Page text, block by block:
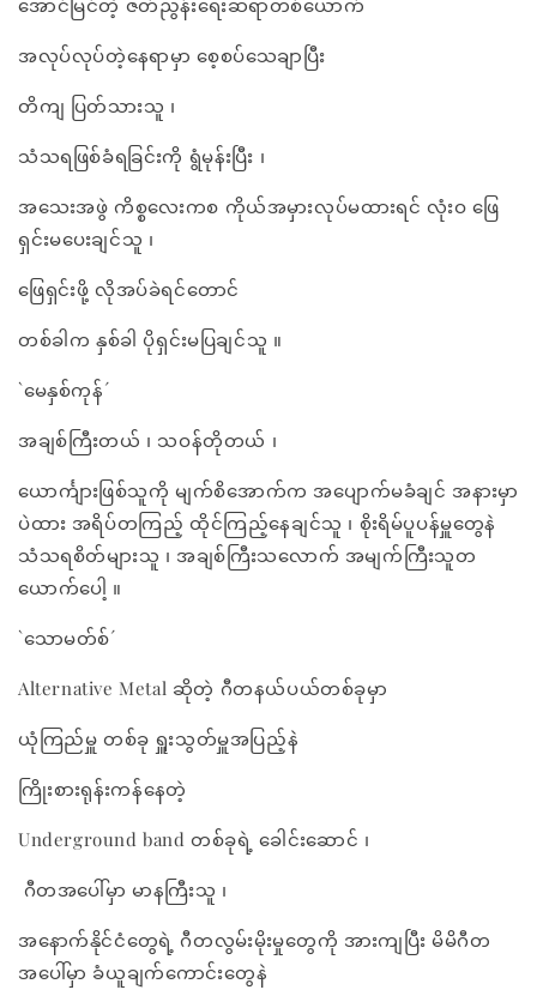
အလုပ်လုပ်တဲ့နေရာမှာ စေ့စပ်သေချာပြီး
တိကျ ပြတ်သားသူ ၊
သံသရဖြစ်ခံရခြင်းကို ရွံမုန်းပြီး ၊
အသေးအဖွဲ ကိစ္စလေးကစ ကိုယ်အမှားလုပ်မထားရင် လုံးဝ ဖြေ
ရှင်းမပေးချင်သူ ၊
ဖြေရှင်းဖို့ လိုအပ်ခဲရင်တောင်
တစ်ခါက နှစ်ခါ ပိုရှင်းမပြချင်သူ ။
`မေနှစ်ကုန်´
အချစ်ကြီးတယ် ၊ သဝန်တိုတယ် ၊
ယောင်္ကျားဖြစ်သူကို မျက်စိအောက်က အပျောက်မခံချင် အနားမှာ
ပဲထား အရိပ်တကြည့် ထိုင်ကြည့်နေချင်သူ ၊ စိုးရိမ်ပူပန်မှူတွေနဲ
သံသရစိတ်များသူ ၊ အချစ်ကြီးသလောက် အမျက်ကြီးသူတ
ယောက်ပေါ့ ။
`သောမတ်စ်´
Alternative Metal ဆိုတဲ့ ဂီတနယ်ပယ်တစ်ခုမှာ
ယုံကြည်မှူ တစ်ခု ရှူးသွတ်မှူအပြည့်နဲ
ကြိုးစားရုန်းကန်နေတဲ့
Underground band တစ်ခုရဲ့ ခေါင်းဆောင် ၊
ဂီတအပေါ်မှာ မာနကြီးသူ ၊
အနောက်နိုင်ငံတွေရဲ့ ဂီတလွမ်းမိုးမှုတွေကို အားကျပြီး မိမိဂီတ
အပေါ်မှာ ခံယူချက်ကောင်းတွေနဲ